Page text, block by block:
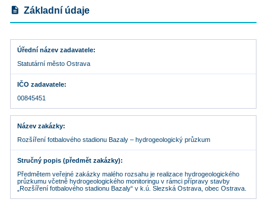
description Základní údaje
Úřední název zadavatele
Statutární město Ostrava
IČO zadavatele
00845451
Název zakázky
Rozšíření fotbalového stadionu Bazaly – hydrogeologický průzkum
Stručný popis (předmět zakázky)
Předmětem veřejné zakázky malého rozsahu je realizace hydrogeologického
průzkumu včetně hydrogeologického monitoringu v rámci přípravy stavby
„Rozšíření fotbalového stadionu Bazaly“ v k.ú. Slezská Ostrava, obec Ostrava.